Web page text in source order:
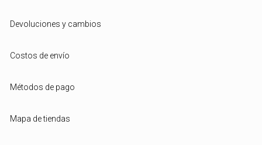
Devoluciones y cambios
Costos de envío
Métodos de pago
Mapa de tiendas